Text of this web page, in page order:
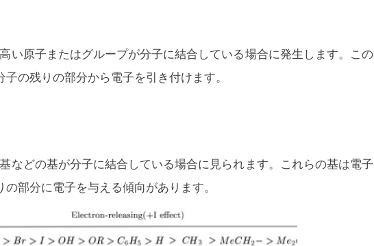
い原子またはグループが分子に結合している場合に発生します。この
の残りの部分から電子を引き付けます。
などの基が分子に結合している場合に見られます。これらの基は電子
部分に電子を与える傾向があります。